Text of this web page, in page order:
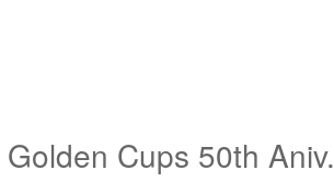
Cups 50th Aniv.